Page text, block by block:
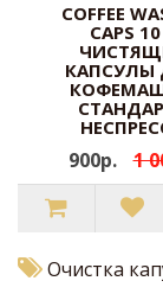
COFFEE
CAPS
КАПСУЛЫ
900р. 1
Очистка